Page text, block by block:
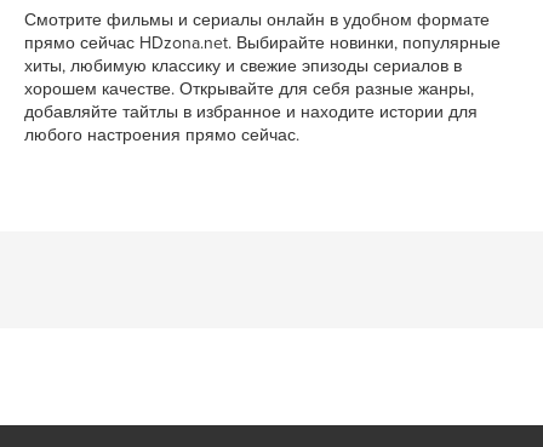
Смотрите фильмы и сериалы онлайн в удобном формате
прямо сейчас HDzona.net. Выбирайте новинки, популярные
хиты, любимую классику и свежие эпизоды сериалов в
хорошем качестве. Открывайте для себя разные жанры,
добавляйте тайтлы в избранное и находите истории для
любого настроения прямо сейчас.